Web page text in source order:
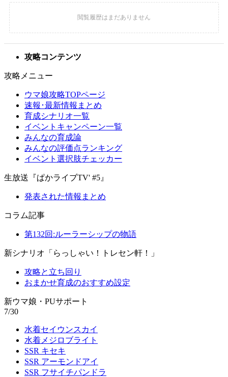
攻略コンテンツ
攻略メニュー
ウマ娘攻略TOPページ
速報･最新情報まとめ
育成シナリオ一覧
イベントキャンペーン一覧
みんなの育成論
みんなの評価点ランキング
イベント選択肢チェッカー
生放送『ぱかライブTV' #5』
発表された情報まとめ
コラム記事
第132回:ルーラーシップの物語
新シナリオ「らっしゃい！トレセン軒！」
攻略と立ち回り
おまかせ育成のおすすめ設定
新ウマ娘・PUサポート
7/30
水着セイウンスカイ
水着メジロブライト
SSR キセキ
SSR アーモンドアイ
SSR フサイチパンドラ